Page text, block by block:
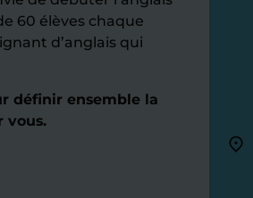
60 élèves chaque
d’anglais qui
définir ensemble la
vous.